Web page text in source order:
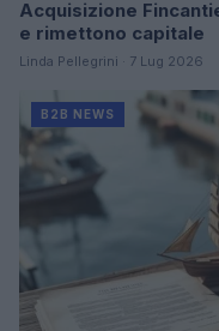
Acquisizione
e rimettono capitale
Linda Pellegrini · 7 Lug 2026
B2B NEWS